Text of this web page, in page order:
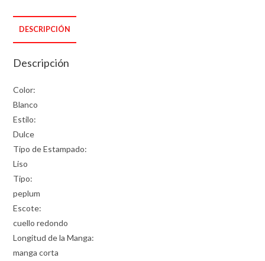
DESCRIPCIÓN
Descripción
Color:
Blanco
Estilo:
Dulce
Tipo de Estampado:
Liso
Tipo:
peplum
Escote:
cuello redondo
Longitud de la Manga:
manga corta